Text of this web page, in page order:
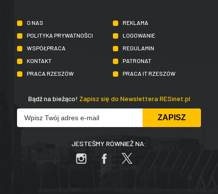
O NAS
REKLAMA
POLITYKA PRYWATNOŚCI
LOGOWANIE
WSPÓŁPRACA
REGULAMIN
KONTAKT
PATRONAT
PRACA RZESZÓW
PRACA IT RZESZÓW
Bądź na bieżąco! Zapisz się do Newslettera RESinet.pl
JESTEŚMY RÓWNIEŻ NA: